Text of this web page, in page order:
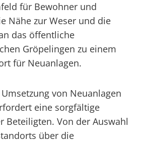
für Bewohner und
Nähe zur Weser und die
das öffentliche
Gröpelingen zu einem
für Neuanlagen.
von Neuanlagen
eine sorgfältige
Beteiligten. Von der Auswahl
über die